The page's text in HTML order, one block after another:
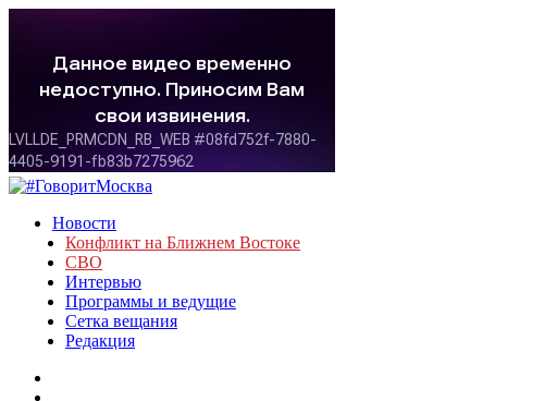
Новости
Конфликт на Ближнем Востоке
СВО
Интервью
Программы и ведущие
Сетка вещания
Редакция